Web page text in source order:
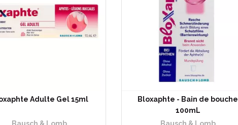
Adulte Gel 15ml
Bloxaphte - Bain de bouche
100mL